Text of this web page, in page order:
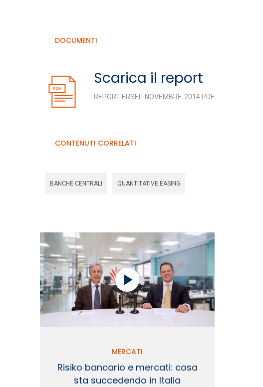
DOCUMENTI
Scarica il report
REPORT-ERSEL-NOVEMBRE-2014.PDF
CONTENUTI CORRELATI
BANCHE CENTRALI QUANTITATIVE EASING
MERCATI
Risiko bancario e mercati: cosa
sta succedendo in Italia